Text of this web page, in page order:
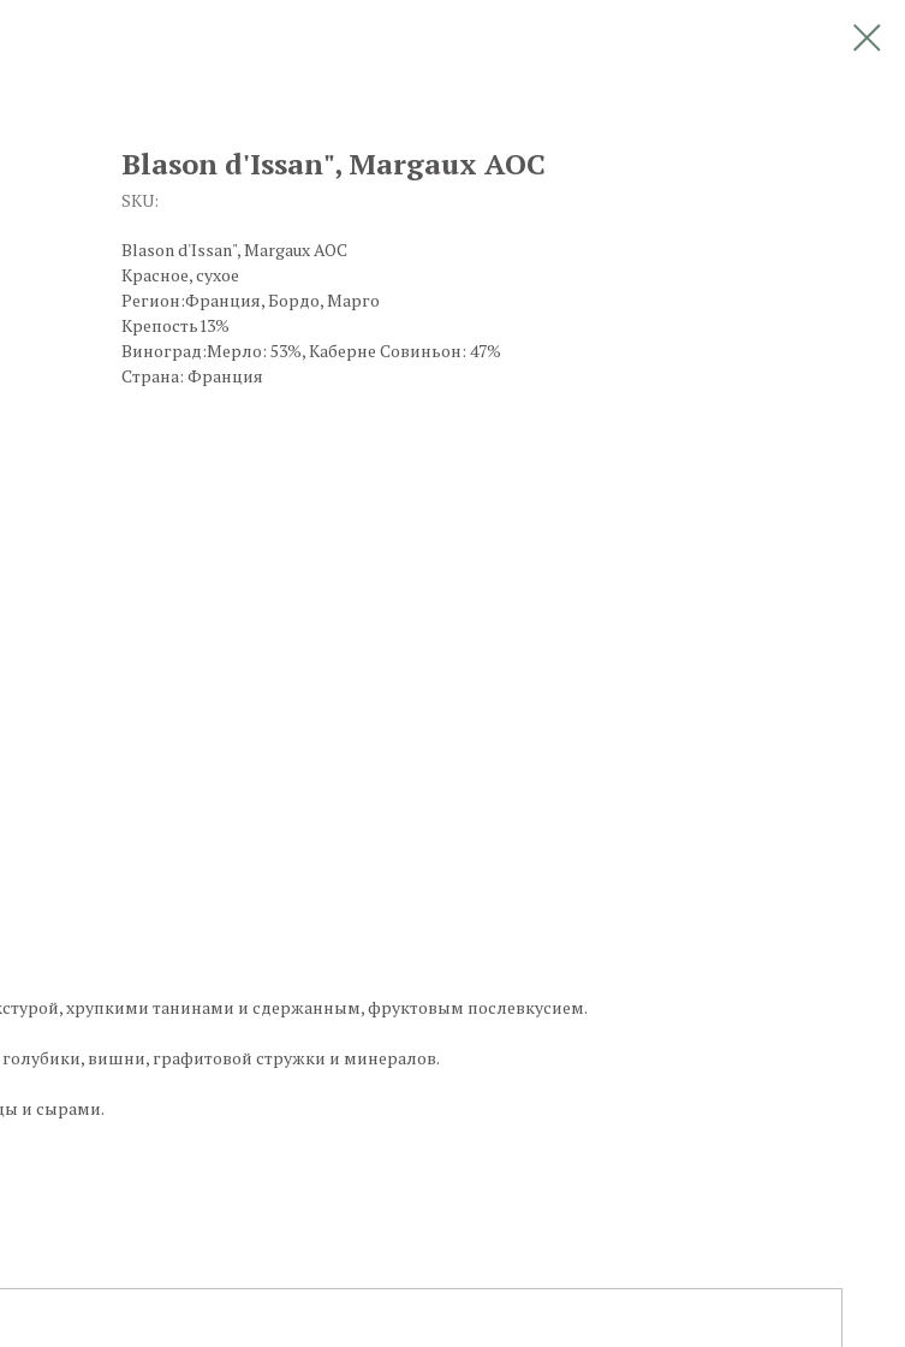
Blason d'Issan", Margaux AOC
SKU:
Blason d'Issan", Margaux AOC
Красное, сухое
Регион:Франция, Бордо, Марго
Крепость13%
Виноград:Мерло: 53%, Каберне Совиньон: 47%
Страна: Франция
хрупкими танинами и сдержанным, фруктовым послевкусием.
вишни, графитовой стружки и минералов.
и сырами.